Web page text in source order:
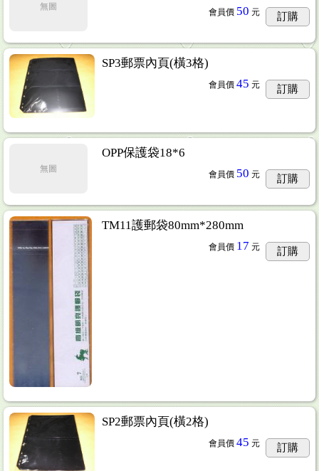
無圖
會員價 50 元 訂購
SP3郵票內頁(橫3格)
會員價 45 元 訂購
無圖
OPP保護袋18*6
會員價 50 元 訂購
TM11護郵袋80mm*280mm
會員價 17 元 訂購
SP2郵票內頁(橫2格)
會員價 45 元 訂購